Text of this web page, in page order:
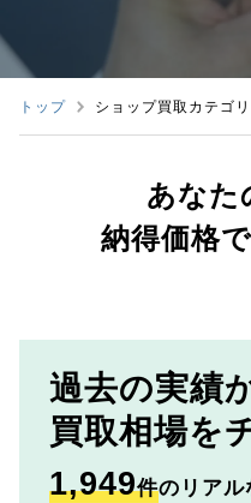
トップ ショップ買取カテゴ
あなた
納得価格
過去の実績
買取相場を
1,949件のリアル